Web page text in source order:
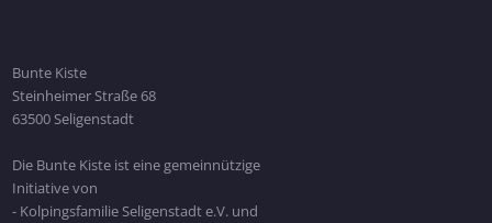
Bunte Kiste
Steinheimer Straße 68
63500 Seligenstadt
Die Bunte Kiste ist eine gemeinnützige
Initiative von
- Kolpingsfamilie Seligenstadt e.V. und